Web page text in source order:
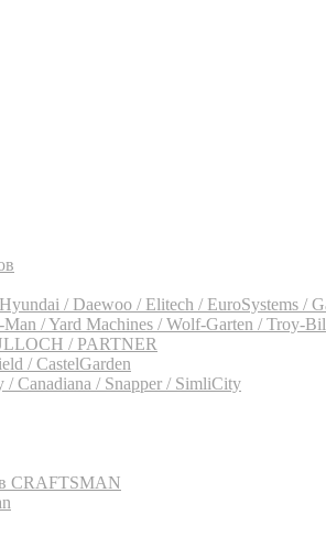
/ Daewoo / Elitech / EuroSystems /
/ Yard Machines / Wolf-Garten / Troy-
/ PARTNER
/ CastelGarden
Canadiana / Snapper / SimliCity
CRAFTSMAN